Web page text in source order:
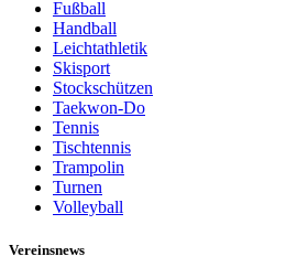
Fußball
Handball
Leichtathletik
Skisport
Stockschützen
Taekwon-Do
Tennis
Tischtennis
Trampolin
Turnen
Volleyball
Vereinsnews